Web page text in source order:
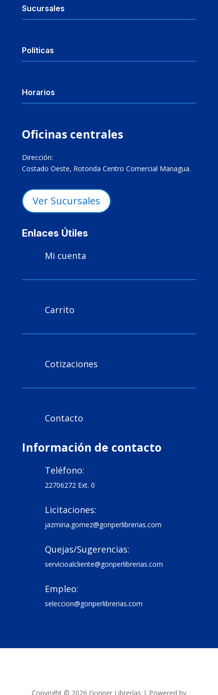
Sucursales
Políticas
Horarios
Oficinas centrales
Dirección:
Costado Oeste, Rotonda Centro Comercial Managua.
Ver Sucursales
Enlaces Útiles
Mi cuenta
Carrito
Cotizaciones
Contacto
Información de contacto
Teléfono:
22706272 Ext. 0
Licitaciones:
jazmina.gomez@gonperlibrerias.com
Quejas/Sugerencias:
servicioalcliente@gonperlibrerias.com
Empleo:
seleccion@gonperlibrerias.com
Copyright © 2026 Gonper Librerías | Powered by